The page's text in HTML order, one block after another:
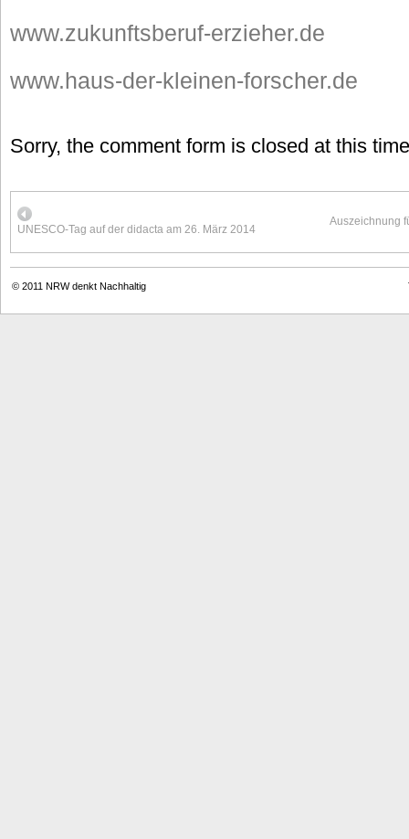
www.zukunftsberuf-erzieher.de
www.haus-der-kleinen-forscher.de
Sorry, the comment form is closed at this
UNESCO-Tag auf der didacta am 26. März 2014
Auszeichnung
© 2011 NRW denkt Nachhaltig